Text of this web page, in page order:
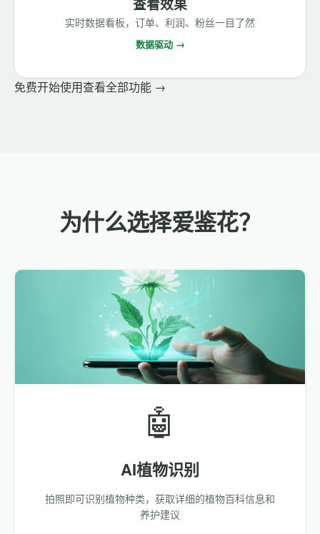
查看效果
实时数据看板，订单、利润、粉丝一目了然
数据驱动 →
免费开始使用查看全部功能 →
为什么选择爱鉴花？
🤖
AI植物识别
拍照即可识别植物种类，获取详细的植物百科信息和
养护建议